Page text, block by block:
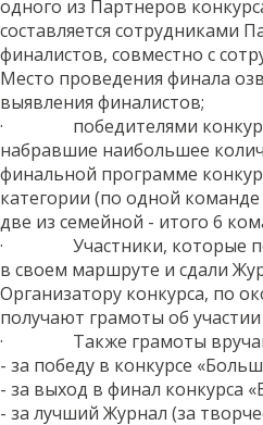
одного из Партнеров
составляется сотрудниками
финалистов, совместно с
Место проведения финала
выявления финалистов;
· победителями конкурса
набравшие наибольшее
финальной программе
категории (по одной
две из семейной - итого 6
· Участники, которые
в своем маршруте и сдали
Организатору конкурса, по
получают грамоты об
· Также грамоты
- за победу в конкурсе
- за выход в финал конкурса
- за лучший Журнал (за